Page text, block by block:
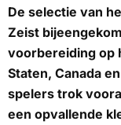
De selectie van
Zeist
voorbereiding op
Staten, Canada
spelers trok
een opvallende